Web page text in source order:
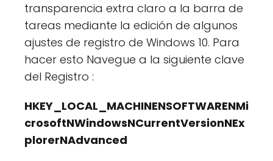
transparencia extra claro a la barra de
tareas mediante la edición de algunos
ajustes de registro de Windows 10. Para
hacer esto Navegue a la siguiente clave
del Registro :
HKEY_LOCAL_MACHINENSOFTWARENMi
crosoftNWindowsNCurrentVersionNEx
plorerNAdvanced